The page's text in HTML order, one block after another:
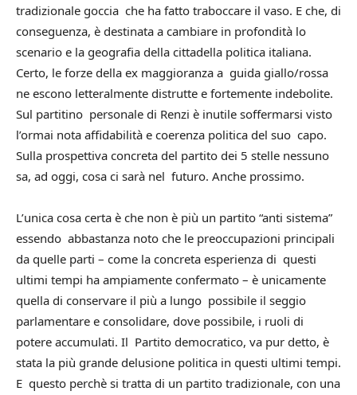
tradizionale goccia che ha fatto traboccare il vaso. E che, di
conseguenza, è destinata a cambiare in profondità lo
scenario e la geografia della cittadella politica italiana.
Certo, le forze della ex maggioranza a guida giallo/rossa
ne escono letteralmente distrutte e fortemente indebolite.
Sul partitino personale di Renzi è inutile soffermarsi visto
l’ormai nota affidabilità e coerenza politica del suo capo.
Sulla prospettiva concreta del partito dei 5 stelle nessuno
sa, ad oggi, cosa ci sarà nel futuro. Anche prossimo.
L’unica cosa certa è che non è più un partito “anti sistema”
essendo abbastanza noto che le preoccupazioni principali
da quelle parti – come la concreta esperienza di questi
ultimi tempi ha ampiamente confermato – è unicamente
quella di conservare il più a lungo possibile il seggio
parlamentare e consolidare, dove possibile, i ruoli di
potere accumulati. Il Partito democratico, va pur detto, è
stata la più grande delusione politica in questi ultimi tempi.
E questo perchè si tratta di un partito tradizionale, con una